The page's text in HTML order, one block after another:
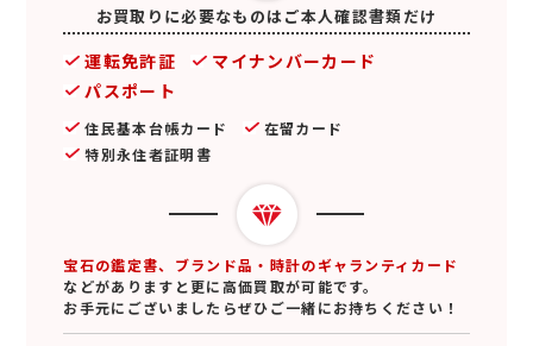
お買取りに必要なものはご本人確認書類だけ
運転免許証
マイナンバーカード
パスポート
住民基本台帳カード
在留カード
特別永住者証明書
宝石の鑑定書、ブランド品・時計のギャランティカード
などがありますと更に高価買取が可能です。
お手元にございましたらぜひご一緒にお持ちください！